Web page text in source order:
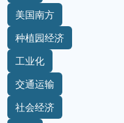
美国南方
种植园经济
工业化
交通运输
社会经济